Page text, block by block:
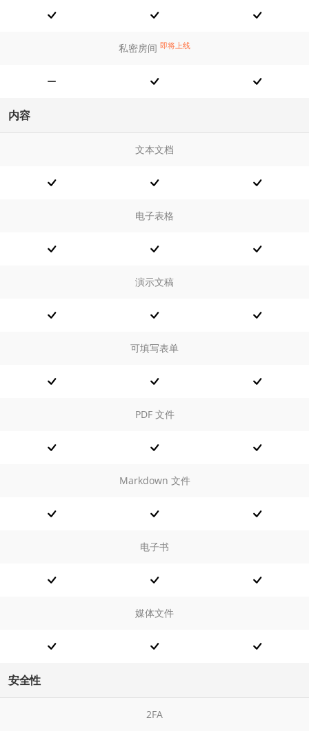
私密房间 即将上线
内容
文本文档
电子表格
演示文稿
可填写表单
PDF 文件
Markdown 文件
电子书
媒体文件
安全性
2FA